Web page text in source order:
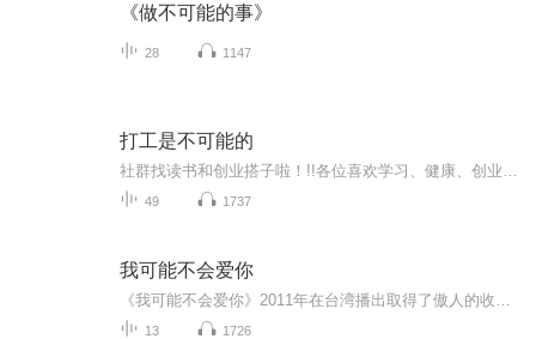
《做不可能的事》
28 1147
打工是不可能的
49 1737
我可能不会爱你
13 1726